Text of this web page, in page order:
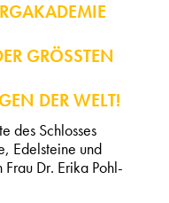
GRÖSSTEN U
DER WELT!
des Schlosses
Edelsteine und
Dr. Erika Pohl-